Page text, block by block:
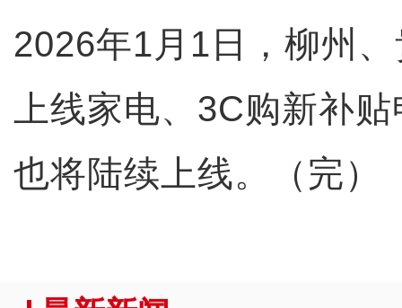
2026年1月1日，柳州
上线家电、3C购新补
也将陆续上线。（完）